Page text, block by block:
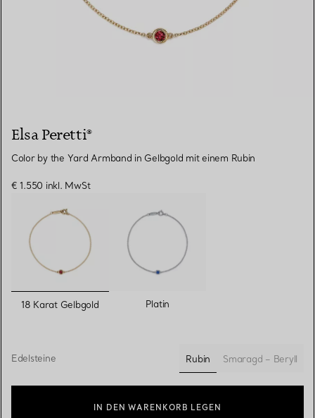
Elsa Peretti®
Color by the Yard Armband in Gelbgold mit einem Rubin
€ 1.550 inkl. MwSt
ausgewählt
18 Karat Gelbgold Platin
Edelsteine
Rubin
ausgewählt
Smaragd – Beryll
IN DEN WARENKORB LEGEN